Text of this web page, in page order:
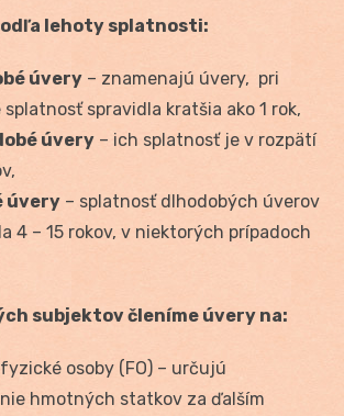
lehoty splatnosti:
úvery – znamenajú úvery, pri
spravidla kratšia ako 1 rok,
úvery – ich splatnosť je v rozpätí
úvery – splatnosť dlhodobých úverov
4 – 15 rokov, v niektorých prípadoch
subjektov členíme úvery na:
osoby (FO) – určujú
hmotných statkov za ďalším